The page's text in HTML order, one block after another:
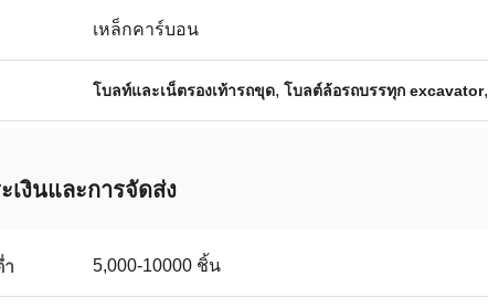
เหล็กคาร์บอน
โบลท์และเน็ตรองเท้ารถขุด, โบลต์ล้อรถบรรทุก excavator,
เงินและการจัดส่ง
5,000-10000 ชิ้น